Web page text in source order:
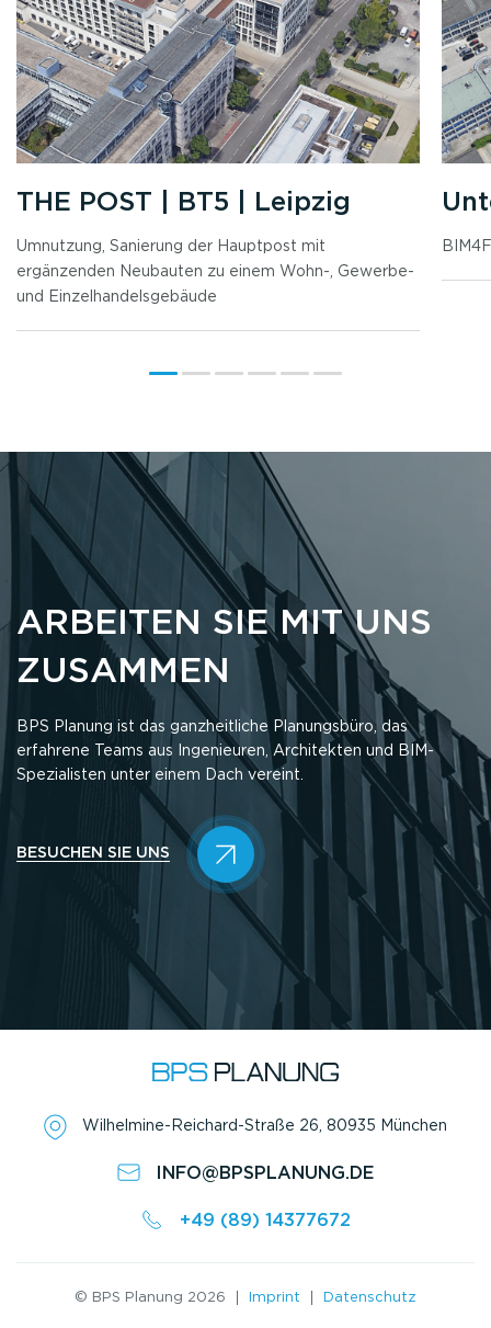
THE POST | BT5 | Leipzig
Umnutzung, Sanierung der Hauptpost mit
ergänzenden Neubauten zu einem Wohn-, Gewerbe-
und Einzelhandelsgebäude
ARBEITEN SIE MIT UNS
ZUSAMMEN
BPS Planung ist das ganzheitliche Planungsbüro, das
erfahrene Teams aus Ingenieuren, Architekten und BIM-
Spezialisten unter einem Dach vereint.
BESUCHEN SIE UNS
Wilhelmine-Reichard-Straße 26, 80935 München
INFO@BPSPLANUNG.DE
+49 (89) 14377672
© BPS Planung 2026 Imprint Datenschutz